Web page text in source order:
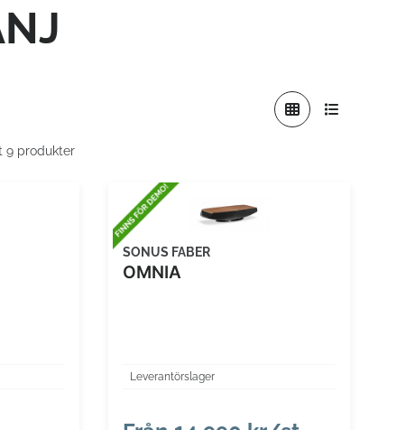
9 produkter
SONUS FABER
OMNIA
Leverantörslager